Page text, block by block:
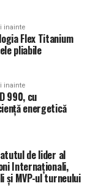
inainte
Flex Titanium
pliabile
inainte
990, cu
energetică
de lider al
Internaționali,
și MVP-ul turneului